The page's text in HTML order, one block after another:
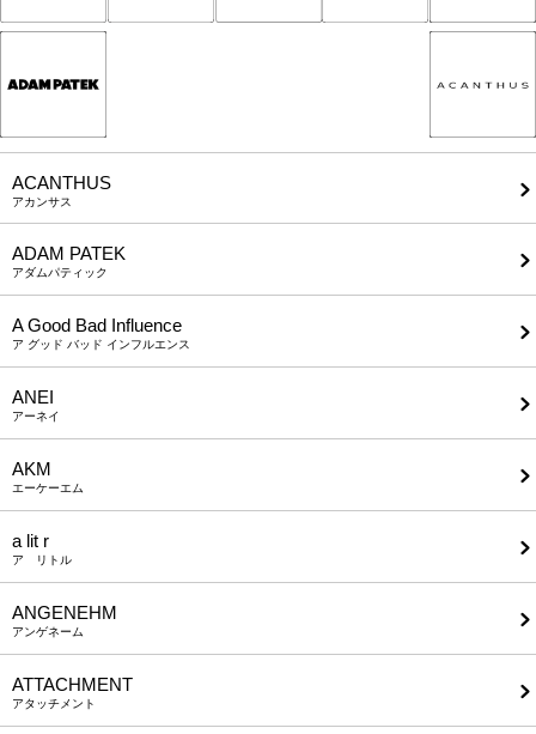
ACANTHUS
アカンサス
ADAM PATEK
アダムパティック
A Good Bad Influence
ア グッド バッド インフルエンス
ANEI
アーネイ
AKM
エーケーエム
a lit r
ア リトル
ANGENEHM
アンゲネーム
ATTACHMENT
アタッチメント